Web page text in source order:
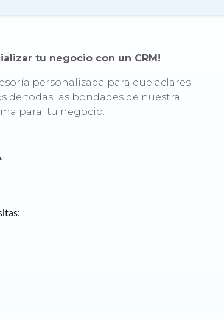
tu negocio con un CRM!
personalizada para que aclares
de todas las bondades de nuestra
para tu negocio.